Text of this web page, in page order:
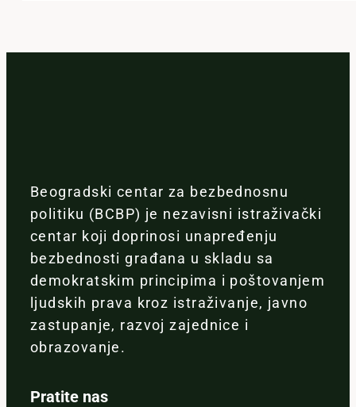
Beogradski centar za bezbednosnu
politiku (BCBP) je nezavisni istraživački
centar koji doprinosi unapređenju
bezbednosti građana u skladu sa
demokratskim principima i poštovanjem
ljudskih prava kroz istraživanje, javno
zastupanje, razvoj zajednice i
obrazovanje.
Pratite nas